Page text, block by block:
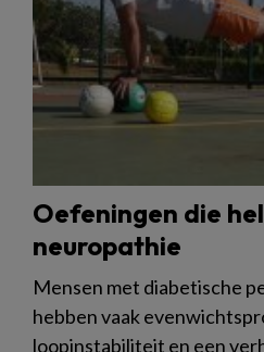
Oefeningen die
neuropathie
Mensen met diabetische
hebben vaak
loopinstabiliteit en een